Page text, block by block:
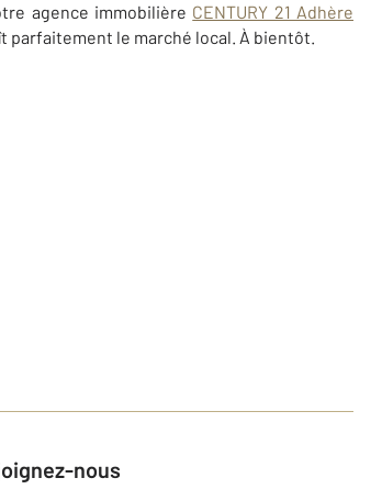
agence immobilière CENTURY 21 Adhère
parfaitement le marché local. À bientôt.
nous